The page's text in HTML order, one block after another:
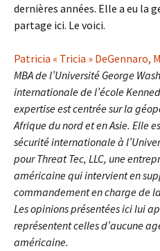
dernières années. Elle a eu la
partage ici. Le voici.
Patricia « Tricia » DeGennaro,
MBA de l’Université George
internationale de l’école
expertise est centrée sur la
Afrique du nord et en Asie. Elle
sécurité internationale à
pour Threat Tec, LLC, une
américaine qui intervient en
commandement en charge de
Les opinions présentées ici lui
représentent celles d’aucune
américaine.